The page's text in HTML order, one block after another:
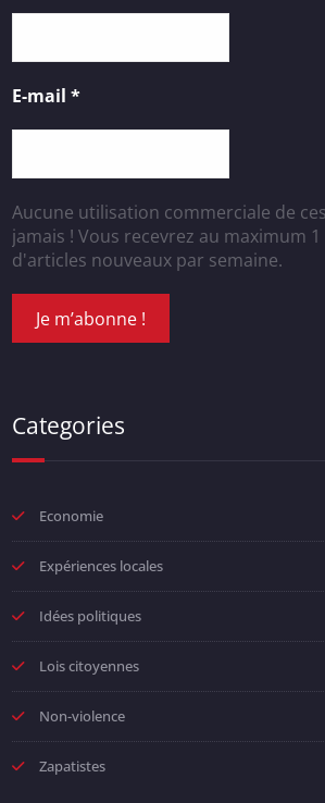
E-mail *
Aucune utilisation commerciale de
jamais ! Vous recevrez au maximum
d'articles nouveaux par semaine.
Categories
Economie
Expériences locales
Idées politiques
Lois citoyennes
Non-violence
Zapatistes